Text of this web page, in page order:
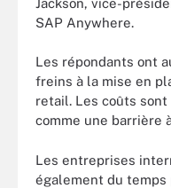
SAP Anywhere.
Les répondants ont
freins à la mise en
retail. Les coûts
comme une barrière
Les entreprises
également du temps